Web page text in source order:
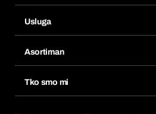
Popisi želja
Ponovno naručivanje
Pretplate
Usluga
Tražitelji proizvoda
Asortiman
Tko smo mi